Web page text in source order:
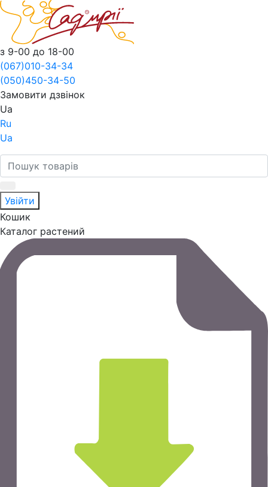
з 9-00 до 18-00
(067)010-34-34
(050)450-34-50
Замовити дзвінок
Ua
Ru
Ua
Увійти
Кошик
Каталог растений